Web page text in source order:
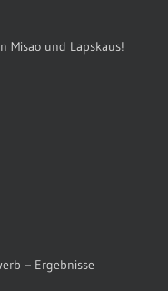
Misao und Lapskaus!
– Ergebnisse